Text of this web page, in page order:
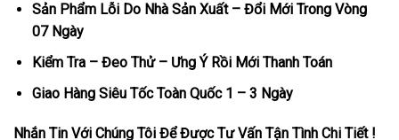
Sản Phẩm Lỗi Do Nhà Sản Xuất – Đổi Mới Trong Vòng
07 Ngày
Kiểm Tra – Đeo Thử – Ưng Ý Rồi Mới Thanh Toán
Giao Hàng Siêu Tốc Toàn Quốc 1 – 3 Ngày
Nhắn Tin Với Chúng Tôi Để Được Tư Vấn Tận Tình Chi Tiết !